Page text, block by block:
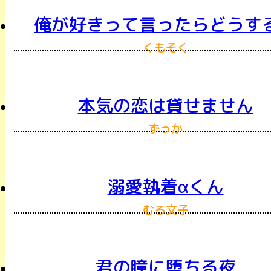
俺が好きって言ったらどうす
くもそく
本気の恋は貸せません
ずっか
溺愛執着αくん
むろ文子